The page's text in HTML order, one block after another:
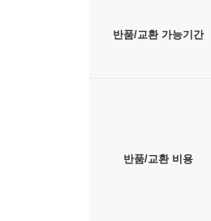
반품/교환 가능기간
반품/교환 비용